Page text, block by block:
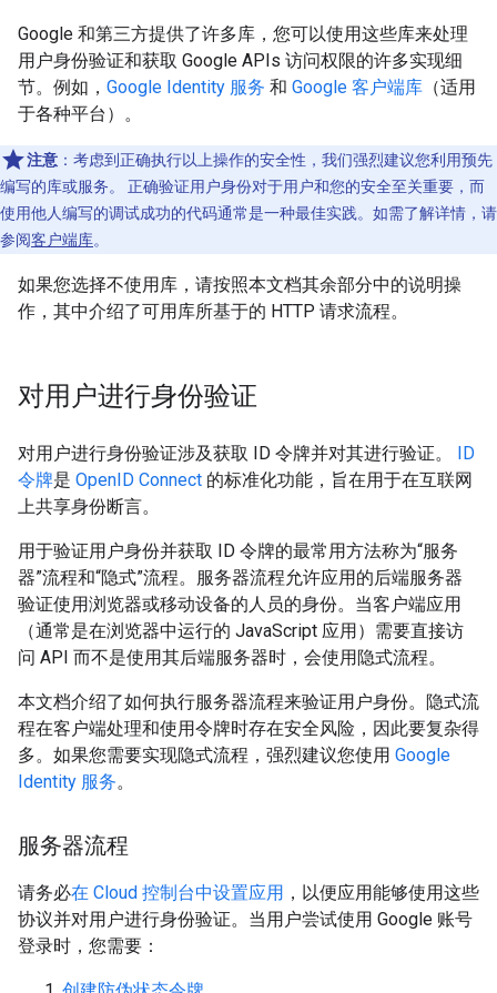
Google 和第三方提供了许多库，您可以使用这些库来处理
用户身份验证和获取 Google APIs 访问权限的许多实现细
节。例如， Google Identity 服务 和 Google 客户端库 （适用
于各种平台）。
注意 ：考虑到正确执行以上操作的安全性，我们强烈建议您利用预先
编写的库或服务。 正确验证用户身份对于用户和您的安全至关重要，而
使用他人编写的调试成功的代码通常是一种最佳实践。如需了解详情，请
参阅客户端库。
如果您选择不使用库，请按照本文档其余部分中的说明操
作，其中介绍了可用库所基于的 HTTP 请求流程。
对用户进行身份验证
对用户进行身份验证涉及获取 ID 令牌并对其进行验证。 ID
令牌是 OpenID Connect 的标准化功能，旨在用于在互联网
上共享身份断言。
用于验证用户身份并获取 ID 令牌的最常用方法称为“服务
器”流程和“隐式”流程。服务器流程允许应用的后端服务器
验证使用浏览器或移动设备的人员的身份。当客户端应用
（通常是在浏览器中运行的 JavaScript 应用）需要直接访
问 API 而不是使用其后端服务器时，会使用隐式流程。
本文档介绍了如何执行服务器流程来验证用户身份。隐式流
程在客户端处理和使用令牌时存在安全风险，因此要复杂得
多。如果您需要实现隐式流程，强烈建议您使用 Google
Identity 服务。
服务器流程
请务必在 Cloud 控制台中设置应用 ，以便应用能够使用这些
协议并对用户进行身份验证。当用户尝试使用 Google 账号
登录时，您需要：